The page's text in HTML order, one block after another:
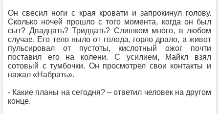
Он свесил ноги с края кровати и запрокинул голову.
Сколько ночей прошло с того момента, когда он был
сыт? Двадцать? Тридцать? Слишком много, в любом
случае. Его тело ныло от голода, горло драло, а живот
пульсировал от пустоты, кислотный ожог почти
поставил его на колени. С усилием, Майкл взял
сотовый с тумбочки. Он просмотрел свои контакты и
нажал «Набрать».
- Какие планы на сегодня? – ответил человек на другом
конце.